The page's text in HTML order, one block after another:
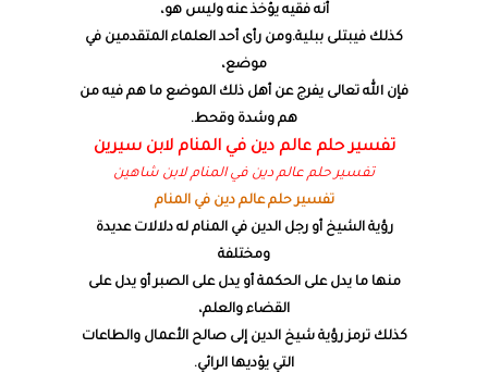
أنه فقيه يؤخذ عنه وليس هو،
كذلك فيبتلى ببلية.ومن رأى أحد العلماء المتقدمين في
موضع،
فإن الله تعالى يفرج عن أهل ذلك الموضع ما هم فيه من
هم وشدة وقحط.
تفسير حلم عالم دين في المنام لابن سيرين
تفسير حلم عالم دين في المنام لابن شاهين
تفسير حلم عالم دين في المنام
رؤية الشيخ أو رجل الدين في المنام له دلالات عديدة
ومختلفة
منها ما يدل على الحكمة أو يدل على الصبر أو يدل على
القضاء والعلم،
كذلك ترمز رؤية شيخ الدين إلى صالح الأعمال والطاعات
التي يؤديها الرائي.